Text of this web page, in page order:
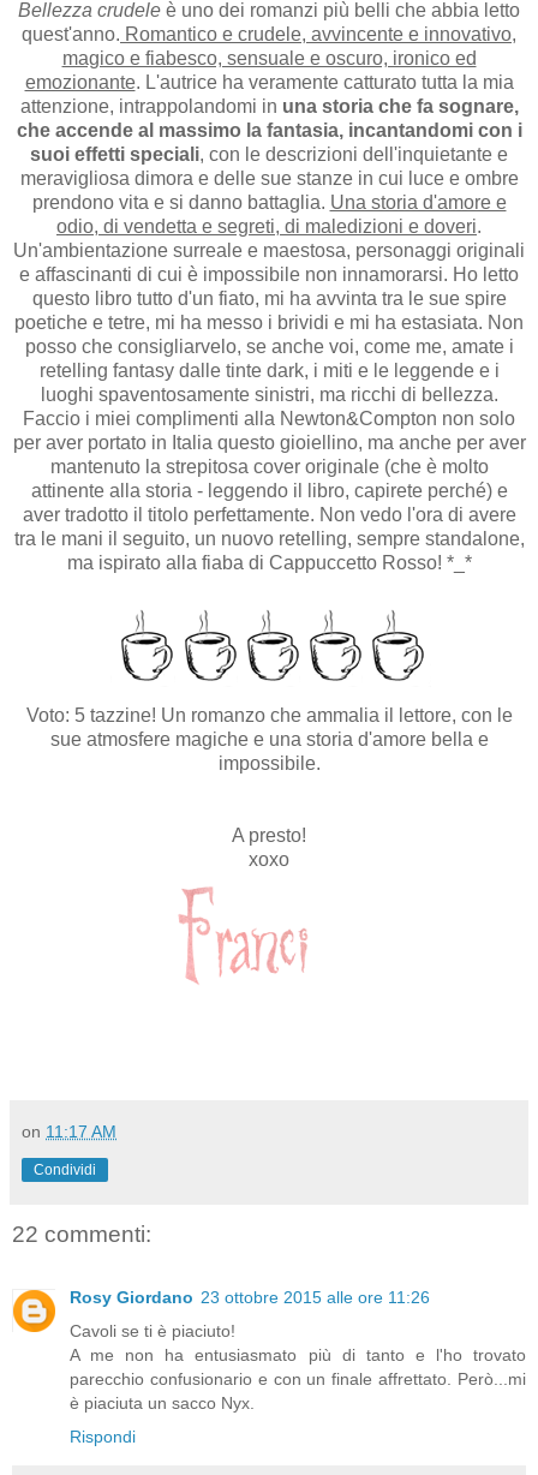
Bellezza crudele è uno dei romanzi più belli che abbia letto
quest'anno. Romantico e crudele, avvincente e innovativo,
magico e fiabesco, sensuale e oscuro, ironico ed
emozionante. L'autrice ha veramente catturato tutta la mia
attenzione, intrappolandomi in una storia che fa sognare,
che accende al massimo la fantasia, incantandomi con i
suoi effetti speciali, con le descrizioni dell'inquietante e
meravigliosa dimora e delle sue stanze in cui luce e ombre
prendono vita e si danno battaglia. Una storia d'amore e
odio, di vendetta e segreti, di maledizioni e doveri.
Un'ambientazione surreale e maestosa, personaggi originali
e affascinanti di cui è impossibile non innamorarsi. Ho letto
questo libro tutto d'un fiato, mi ha avvinta tra le sue spire
poetiche e tetre, mi ha messo i brividi e mi ha estasiata. Non
posso che consigliarvelo, se anche voi, come me, amate i
retelling fantasy dalle tinte dark, i miti e le leggende e i
luoghi spaventosamente sinistri, ma ricchi di bellezza.
Faccio i miei complimenti alla Newton&Compton non solo
per aver portato in Italia questo gioiellino, ma anche per aver
mantenuto la strepitosa cover originale (che è molto
attinente alla storia - leggendo il libro, capirete perché) e
aver tradotto il titolo perfettamente. Non vedo l'ora di avere
tra le mani il seguito, un nuovo retelling, sempre standalone,
ma ispirato alla fiaba di Cappuccetto Rosso! *_*
Voto: 5 tazzine! Un romanzo che ammalia il lettore, con le
sue atmosfere magiche e una storia d'amore bella e
impossibile.
A presto!
xoxo
on 11:17 AM
Condividi
22 commenti:
Rosy Giordano 23 ottobre 2015 alle ore 11:26
Cavoli se ti è piaciuto!
A me non ha entusiasmato più di tanto e l'ho trovato
parecchio confusionario e con un finale affrettato. Però...mi
è piaciuta un sacco Nyx.
Rispondi